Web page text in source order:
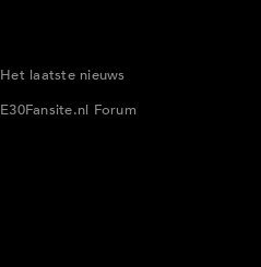
Het laatste nieuws
E30Fansite.nl Forum